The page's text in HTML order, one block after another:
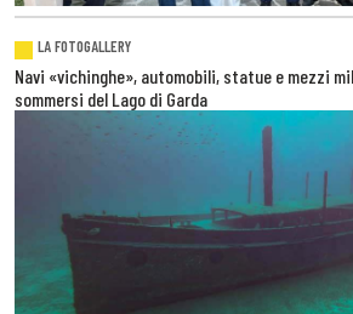
LA FOTOGALLERY
Navi «vichinghe», automobili, statue e mezzi
sommersi del Lago di Garda